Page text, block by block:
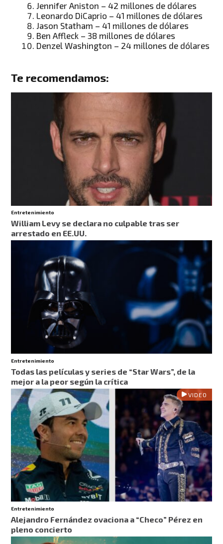
Jennifer Aniston – 42 millones de dólares
Leonardo DiCaprio – 41 millones de dólares
Jason Statham – 41 millones de dólares
Ben Affleck – 38 millones de dólares
Denzel Washington – 24 millones de dólares
Te recomendamos:
Entretenimiento
William Levy se declara no culpable tras ser
arrestado en EE.UU.
Entretenimiento
Todas las películas y series de “Star Wars”, de la
mejor a la peor según la crítica
VIDEO
Entretenimiento
Alejandro Fernández ovaciona a “Checo” Pérez en
pleno concierto